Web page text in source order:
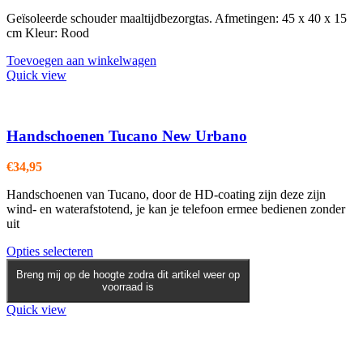
Geïsoleerde schouder maaltijdbezorgtas. Afmetingen: 45 x 40 x 15
cm Kleur: Rood
Toevoegen aan winkelwagen
Quick view
Handschoenen Tucano New Urbano
€34,95
Handschoenen van Tucano, door de HD-coating zijn deze zijn
wind- en waterafstotend, je kan je telefoon ermee bedienen zonder
uit
Opties selecteren
product
heeft
meerdere
Breng mij op de hoogte zodra dit artikel weer op
voorraad is
Quick view